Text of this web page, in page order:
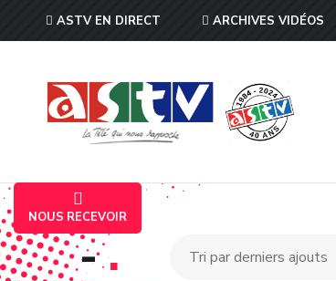
ASTV EN DIRECT ARCHIVES VIDÉOS
NOUS RECEVOIR
-.